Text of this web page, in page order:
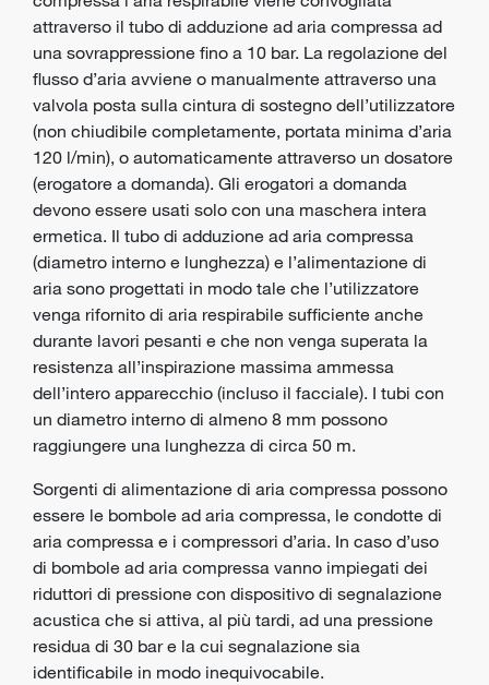
attraverso il tubo di adduzione ad aria compressa ad
una sovrappressione fino a 10 bar. La regolazione del
flusso d’aria avviene o manualmente attraverso una
valvola posta sulla cintura di sostegno dell’utilizzatore
(non chiudibile completamente, portata minima d’aria
120 l/min), o automaticamente attraverso un dosatore
(erogatore a domanda). Gli erogatori a domanda
devono essere usati solo con una maschera intera
ermetica. Il tubo di adduzione ad aria compressa
(diametro interno e lunghezza) e l’alimentazione di
aria sono progettati in modo tale che l’utilizzatore
venga rifornito di aria respirabile sufficiente anche
durante lavori pesanti e che non venga superata la
resistenza all’inspirazione massima ammessa
dell’intero apparecchio (incluso il facciale). I tubi con
un diametro interno di almeno 8 mm possono
raggiungere una lunghezza di circa 50 m.
Sorgenti di alimentazione di aria compressa possono
essere le bombole ad aria compressa, le condotte di
aria compressa e i compressori d’aria. In caso d’uso
di bombole ad aria compressa vanno impiegati dei
riduttori di pressione con dispositivo di segnalazione
acustica che si attiva, al più tardi, ad una pressione
residua di 30 bar e la cui segnalazione sia
identificabile in modo inequivocabile.